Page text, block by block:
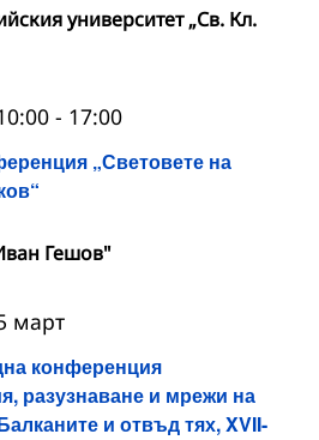
университет „Св. Кл.
„Световете на
- 17:00
Гешов"
конференция
разузнаване и мрежи на
и отвъд тях, XVII-
март